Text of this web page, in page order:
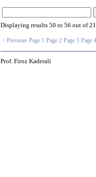
Displaying results 50 to 56 out of
< Previous Page 1 Page 2 Page 3 Page 4
Prof. Firoz Kaderali